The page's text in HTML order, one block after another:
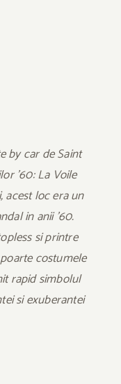
by car de Saint
’60: La Voile
acest loc era un
in anii ’60.
si printre
costumele
rapid simbolul
si exuberantei